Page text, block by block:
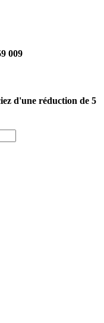
009
d'une réduction de 5